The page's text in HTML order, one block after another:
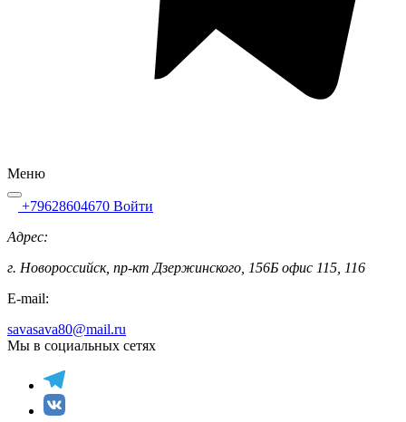
Меню
+79628604670 Войти
Адрес:
г. Новороссийск, пр-кт Дзержинского, 156Б офис 115, 116
E-mail:
savasava80@mail.ru
Мы в социальных сетях